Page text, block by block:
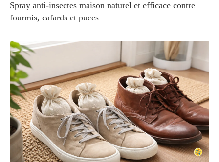
Spray anti-insectes maison naturel et efficace contre
fourmis, cafards et puces